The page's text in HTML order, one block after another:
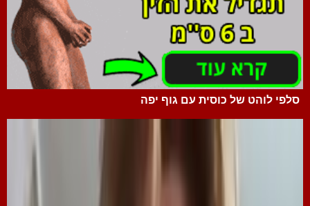
סלפי לוהט של כוסית עם גוף יפה